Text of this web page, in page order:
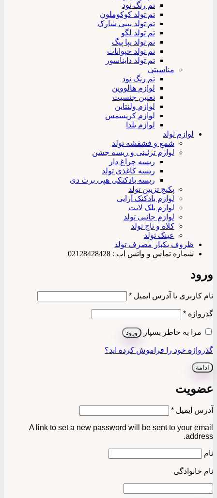
تم رنگ نود
تم تولد کوکوملون
تم تولد بیبی شارک
تم تولد لگو
تم تولد پپا پیگ
تم تولد حیوانات
تم تولد دایناسور
مناسبتی
تم رنگ نود
لوازم هالووین
تعیین جنسیت
لوازم ولنتاین
لوازم کریسمس
لوازم یلدا
لوازم تولد
شمع و فشفشه تولد
لوازم تزئینی و ریسه جشن
ریسه چراغ دار
ریسه کاغذی تولد
ریسه بادکنکی هپی برث دی
پکیج تزیین تولد
لوازم بادکنک آرایی
لوازم بلک لایت
لوازم جانبی تولد
کلاه و تاج تولد
عینک تولد
ظروف یکبار مصرف تولد
شماره تماس و واتس اپ : 02128428428
ورود
نام کاربری یا آدرس ایمیل *الزامی
گذرواژه *الزامی
مرا به خاطر بسپار ورود
گذرواژه خود را فراموش کرده اید؟
ادامه
عضویت
آدرس ایمیل *الزامی
A link to set a new password will be sent to your email
address.
نام
نام خانوادگی